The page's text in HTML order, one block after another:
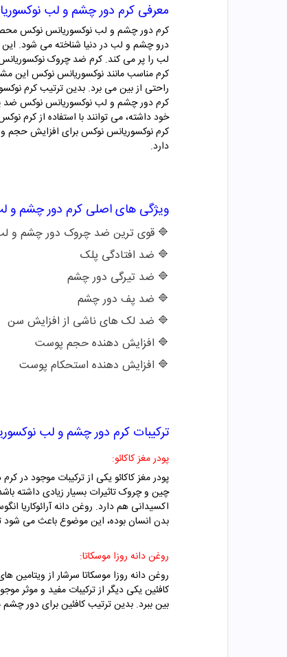
معرفی کرم دور چشم و لب
کرم دور چشم و لب نوکسوریانس نوکس
درو چشم و لب در دنیا شناخته می شود.
لب را پر می کند. کرم ضد چروک نوکسوریانس
کرم مناسب مانند نوکسوریانس نوکس این
راحتی از بین می برد. بدین ترتیب کرم
کرم دور چشم و لب نوکسوریانس نوکس ضد
خود داشته، می توانند با استفاده از کرم
کرم نوکسوریانس نوکس برای افزایش حجم
دارد.
ویژگی های اصلی کرم دور چشم و
🔷 قوی ترین ضد چروک دور چشم و
🔷 ضد افتادگی پلک
🔷 ضد تیرگی دور چشم
🔷 ضد پف دور چشم
🔷 ضد لک های ناشی از افزایش سن
🔷 افزایش دهنده حجم پوست
🔷 افزایش دهنده استحکام پوست
ترکیبات کرم دور چشم و لب
پودر مغز کاکائو:
پودر مغز کاکائو یکی از ترکیبات موجود
چین و چروک تاثیرات بسیار زیادی داشته
اکسیدانی هم دارد. روغن دانه آرائوکاریا
بدن انسان بوده، این موضوع باعث می شود
روغن دانه روزا موسکاتا:
کافئین یکی دیگر از ترکیبات مفید و موثر
بین ببرد. بدین ترتیب کافئین برای دور چشم